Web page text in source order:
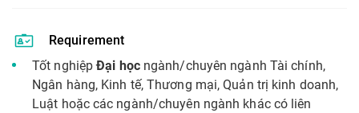
Requirement
Tốt nghiệpĐại họcngành/chuyên ngành Tài chính,
Ngân hàng, Kinh tế, Thương mại, Quản trị kinh doanh,
Luật hoặc các ngành/chuyên ngành khác có liên